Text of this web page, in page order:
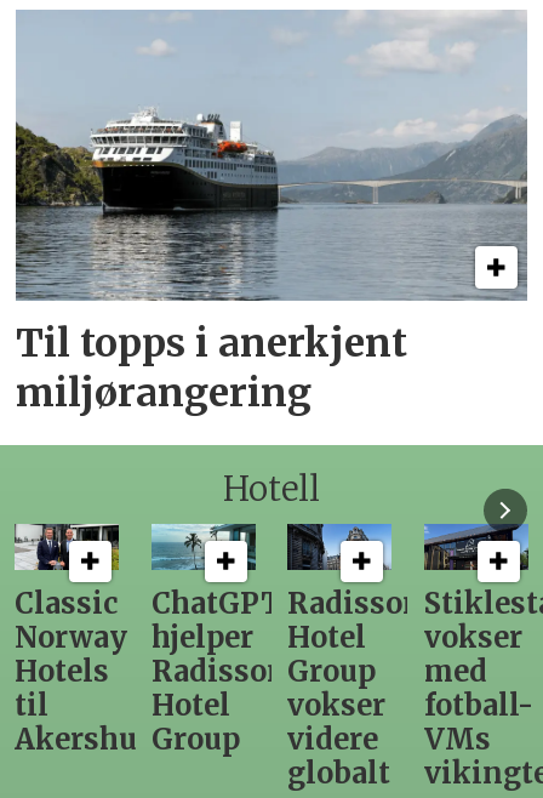
Til topps i anerkjent
miljørangering
Hotell
ChatGPT
hjelper
Radisson
Hotel
Group
Radisson
Hotel
Group
vokser
videre
Stiklestad
vokser
med
fotball-
VMs
vikingtematikk
Fra
direktør
til
nytt